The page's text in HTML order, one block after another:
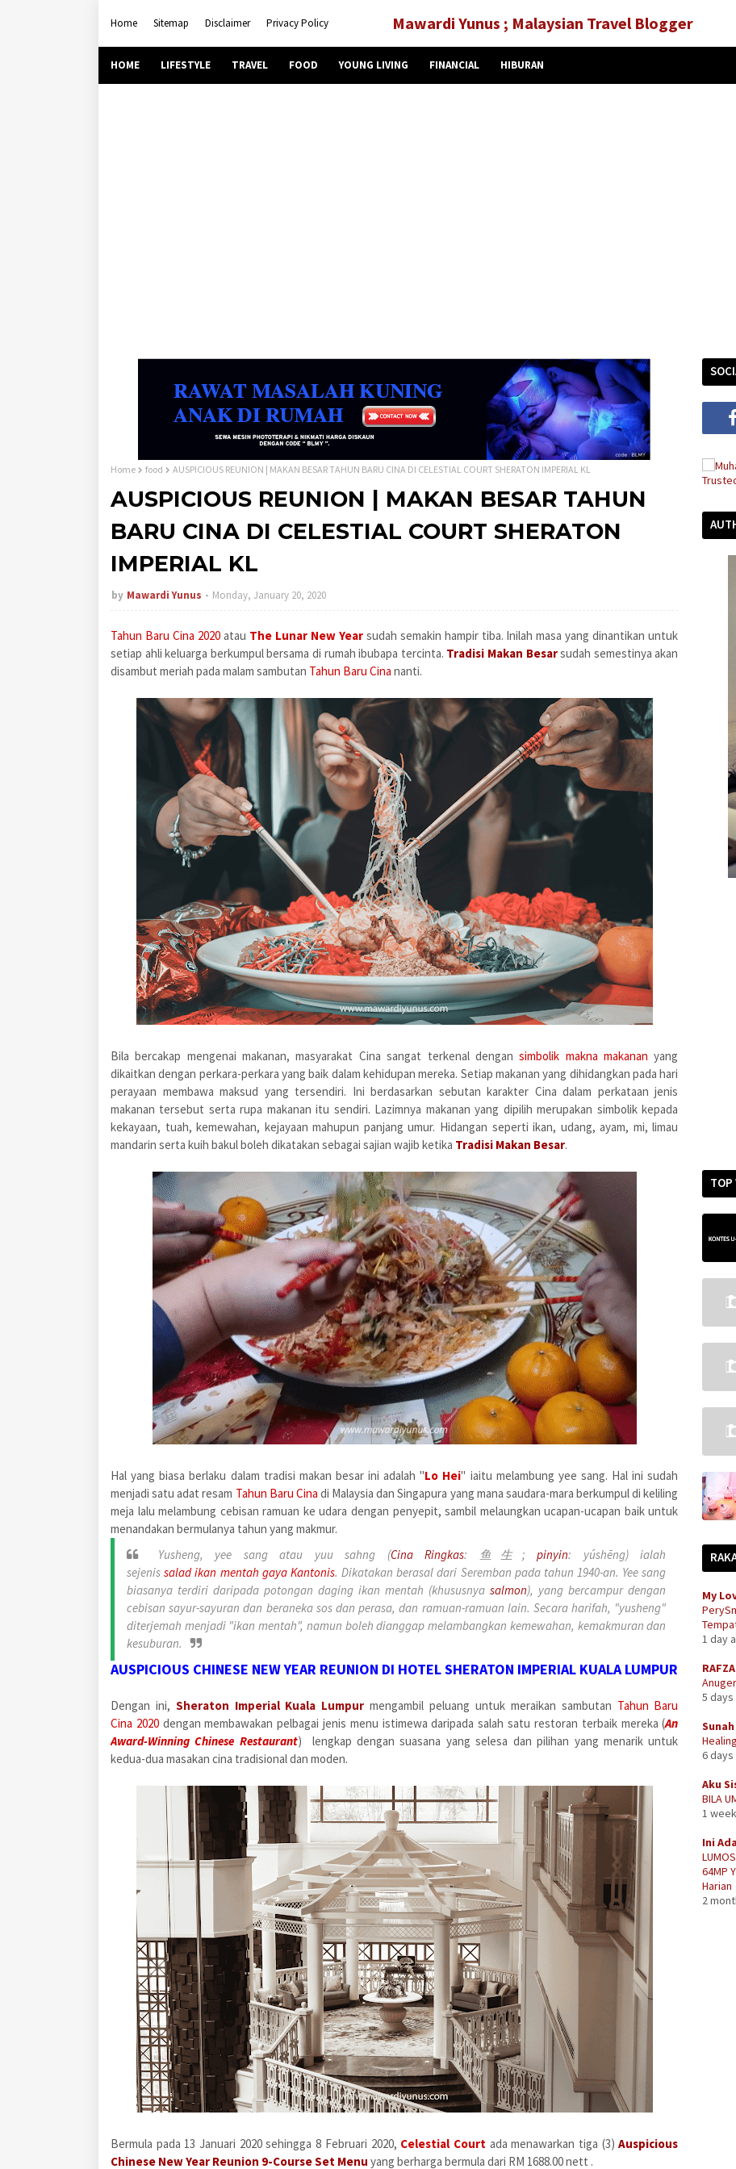
Home Sitemap Disclaimer Privacy Policy Mawardi Yunus ; Malaysian Travel Blogger
HOME LIFESTYLE TRAVEL FOOD YOUNG LIVING FINANCIAL HIBURAN
Home food AUSPICIOUS REUNION | MAKAN BESAR TAHUN BARU CINA DI CELESTIAL COURT SHERATON IMPERIAL KL
AUSPICIOUS REUNION | MAKAN BESAR TAHUN
BARU CINA DI CELESTIAL COURT SHERATON
IMPERIAL KL
by Mawardi Yunus Monday, January 20, 2020
Tahun Baru Cina 2020atau The Lunar New Year sudah semakin hampir tiba. Inilah masa yang dinantikan untuk
setiap ahli keluarga berkumpul bersama di rumah ibubapa tercinta. Tradisi Makan Besarsudah semestinya akan
disambut meriah pada malam sambutan Tahun Baru Cina nanti.
Bila bercakap mengenai makanan, masyarakat Cina sangat terkenal dengansimbolik makna makanan yang
dikaitkan dengan perkara-perkara yang baik dalam kehidupan mereka. Setiap makanan yang dihidangkan pada hari
perayaan membawa maksud yang tersendiri. Ini berdasarkan sebutan karakter Cina dalam perkataan jenis
makanan tersebut serta rupa makanan itu sendiri. Lazimnya makanan yang dipilih merupakan simbolik kepada
kekayaan, tuah, kemewahan, kejayaan mahupun panjang umur. Hidangan seperti ikan, udang, ayam, mi, limau
mandarin serta kuih bakul boleh dikatakan sebagai sajian wajib ketika Tradisi Makan Besar.
Hal yang biasa berlaku dalam tradisi makan besar ini adalah "Lo Hei" iaitu melambung yee sang. Hal ini sudah
menjadi satu adat resam Tahun Baru Cina di Malaysia dan Singapura yang mana saudara-mara berkumpul di keliling
meja lalu melambung cebisan ramuan ke udara dengan penyepit, sambil melaungkan ucapan-ucapan baik untuk
menandakan bermulanya tahun yang makmur.
Yusheng, yee sang atau yuu sahng (Cina Ringkas: 鱼生;pinyin: yúshēng) ialah
sejenissalad ikan mentah gaya Kantonis.Dikatakan berasal dari Seremban pada tahun 1940-an. Yee sang
biasanya terdiri daripada potongan daging ikan mentah (khususnyasalmon), yang bercampur dengan
cebisan sayur-sayuran dan beraneka sos dan perasa, dan ramuan-ramuan lain. Secara harifah, "yusheng"
diterjemah menjadi "ikan mentah", namun boleh dianggap melambangkan kemewahan, kemakmuran dan
kesuburan.
AUSPICIOUS CHINESE NEW YEAR REUNION DI HOTEL SHERATON IMPERIAL KUALA LUMPUR
Dengan ini, Sheraton Imperial Kuala Lumpur mengambil peluang untuk meraikan sambutan Tahun Baru
Cina 2020 dengan membawakan pelbagai jenis menu istimewa daripada salah satu restoran terbaik mereka (An
Award-Winning Chinese Restaurant) lengkap dengan suasana yang selesa dan pilihan yang menarik untuk
kedua-dua masakan cina tradisional dan moden.
Bermula pada 13 Januari 2020 sehingga 8 Februari 2020, Celestial Courtada menawarkan tiga (3)Auspicious
Chinese New Year Reunion 9-Course Set Menu yang berharga bermula dari RM 1688.00 nett .
TOP
My
1 day
5 days
6 days
Aku
BILA
1
Ini
64MP
Harian
2